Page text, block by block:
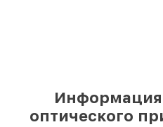
оптического